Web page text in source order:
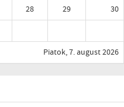
28 29
30
Piatok, 7. august 2026